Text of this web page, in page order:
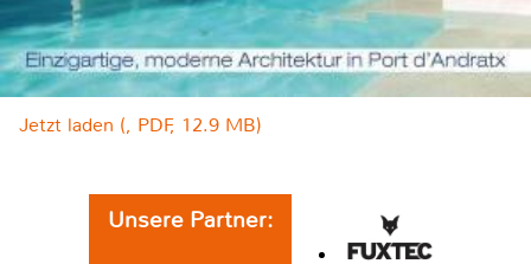
Jetzt laden (, PDF, 12.9 MB)
Unsere Partner: